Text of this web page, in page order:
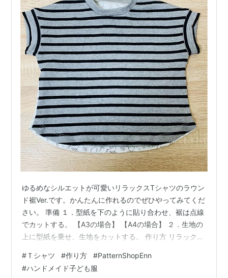
ゆるめなシルエットが可愛いリラックスTシャツのラウン
ド裾Ver.です。かんたんに作れるのでぜひやってみてくだ
さい。 準備 １．型紙を下のように貼り合わせ、裾は点線
でカットする。 【A3の場合】 【A4の場合】 ２．生地の
上に型紙を乗せ、生地をカットする。 作り方 リラックス
ラックスTシャツの作り方はこちら ボックス型は脇を縫
ってから裾を上げますが、 ラウンド型は裾を上げてから
#Ｔシャツ #作り方 #PatternShopEnn
#ハンドメイド子ども服